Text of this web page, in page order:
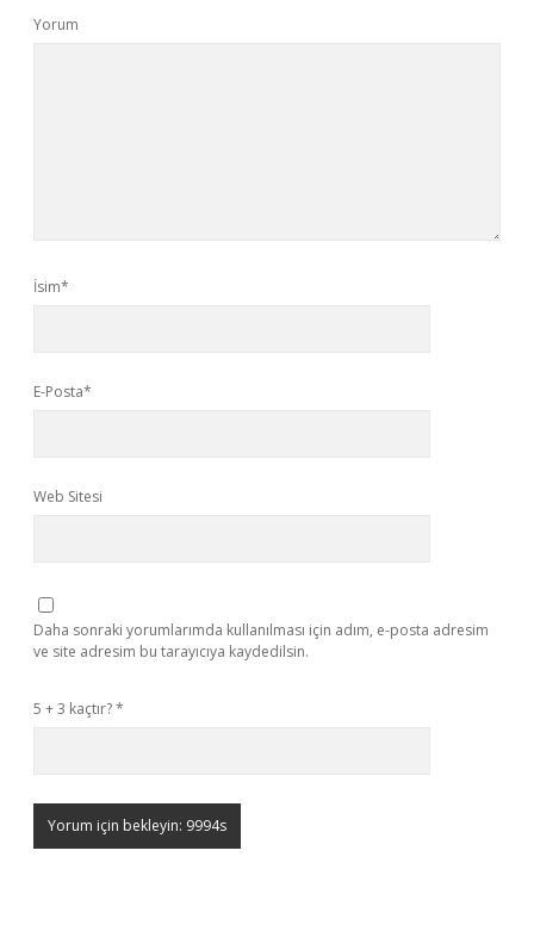
Yorum
İsim*
E-Posta*
Web Sitesi
Daha sonraki yorumlarımda kullanılması için adım, e-posta adresim
ve site adresim bu tarayıcıya kaydedilsin.
5 + 3 kaçtır?*